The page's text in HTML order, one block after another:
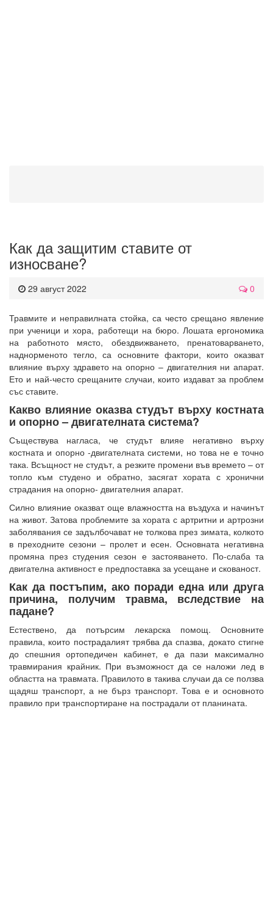
Как да защитим ставите от
износване?
29 август 2022 0
Травмите и неправилната стойка, са често срещано явление
при ученици и хора, работещи на бюро. Лошата ергономика
на работното място, обездвижването, пренатоварването,
наднорменото тегло, са основните фактори, които оказват
влияние върху здравето на опорно – двигателния ни апарат.
Ето и най-често срещаните случаи, които издават за проблем
със ставите.
Какво влияние оказва студът върху костната
и опорно – двигателната система?
Съществува нагласа, че студът влияе негативно върху
костната и опорно -двигателната системи, но това не е точно
така. Всъщност не студът, а резките промени във времето – от
топло към студено и обратно, засягат хората с хронични
страдания на опорно- двигателния апарат.
Силно влияние оказват още влажността на въздуха и начинът
на живот. Затова проблемите за хората с артритни и артрозни
заболявания се задълбочават не толкова през зимата, колкото
в преходните сезони – пролет и есен. Основната негативна
промяна през студения сезон е застояването. По-слаба та
двигателна активност е предпоставка за усещане и скованост.
Как да постъпим, ако поради една или друга
причина, получим травма, вследствие на
падане?
Естествено, да потърсим лекарска помощ. Основните
правила, които пострадалият трябва да спазва, докато стигне
до спешния ортопедичен кабинет, е да пази максимално
травмирания крайник. При възможност да се наложи лед в
областта на травмата. Правилото в такива случаи да се ползва
щадяш транспорт, а не бърз транспорт. Това е и основното
правило при транспортиране на пострадали от планината.